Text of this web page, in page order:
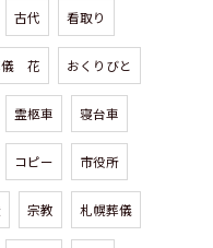
古代 看取り
儀 花 おくりびと
霊柩車 寝台車
コピー 市役所
宗教 札幌葬儀